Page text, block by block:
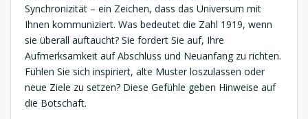
Synchronizität – ein Zeichen, dass das Universum mit
Ihnen kommuniziert. Was bedeutet die Zahl 1919, wenn
sie überall auftaucht? Sie fordert Sie auf, Ihre
Aufmerksamkeit auf Abschluss und Neuanfang zu richten.
Fühlen Sie sich inspiriert, alte Muster loszulassen oder
neue Ziele zu setzen? Diese Gefühle geben Hinweise auf
die Botschaft.